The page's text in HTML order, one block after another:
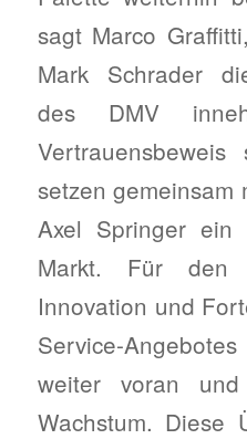
sagt Marco
Mark Schrader
des DMV
setzen
Axel Springer ein
Markt. Für den
Innovation und
Service-
weiter voran
Wachstum. Diese